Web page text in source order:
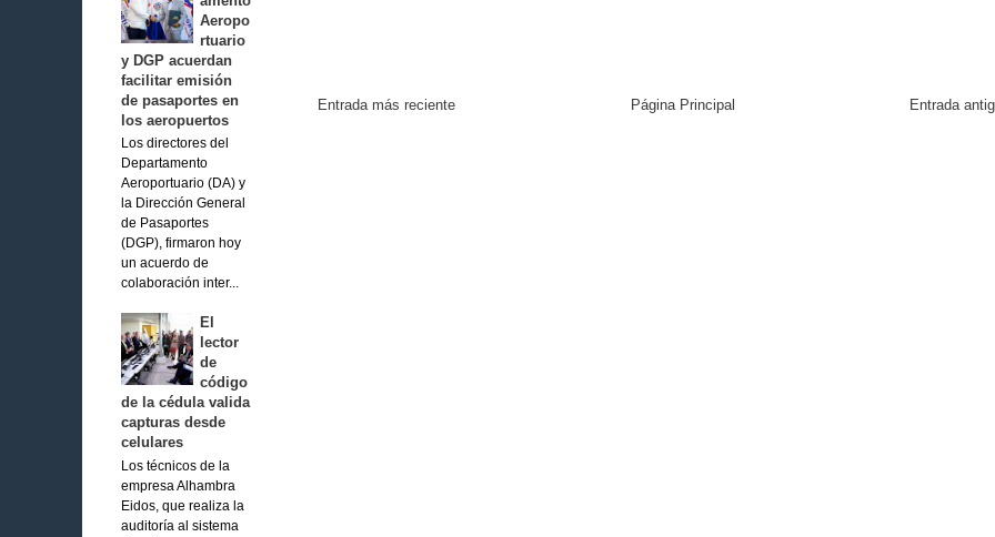
Aeropo
rtuario
y DGP acuerdan
facilitar emisión
de pasaportes en
los aeropuertos
Los directores del
Departamento
Aeroportuario (DA) y
la Dirección General
de Pasaportes
(DGP), firmaron hoy
un acuerdo de
colaboración inter...
El
lector
de
código
de la cédula valida
capturas desde
celulares
Los técnicos de la
empresa Alhambra
Eidos, que realiza la
auditoría al sistema
Entrada más reciente Entrada
Página Principal